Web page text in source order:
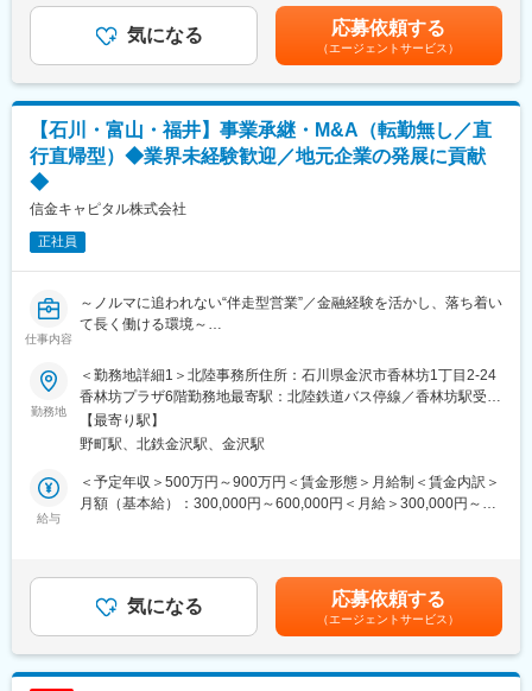
その歴史により、商工会議所からの紹介や協業によって訪問のき
っかけを作りやすいアドバンテージは他社にはない有利性があり
■アクサGについて
アクサは1817年にフランスで生まれ、世界51の国と地域にサービ
ニーです。
ら、電話や報告書などを通じて経緯や状況を聞きます。
（2）損害・原因調査：事故現場や修理工場へ出向き、専用のメジ
ャーやデジカメを用いて、車の損傷程度、衝突したものや道路状
を行う箇所を判断します。
（4）見積書の作成および事務・管理業務：修理費を算出し、修理
の計画を工場側と打ち合わせて見積書や報告書を提出します。
の場面でも調べる業務が含まれているため、多様な業務経験を得
ることができます。
■資格取得サポートについて
先輩の業務をサポートしながら、アジャスター資格取得に向けて
試験勉強に取り組んでいただきます。アジャスターは、立会調査
の基礎を学ぶ見習からスタートし、初級→3級→2級とランクアッ
資格取得に向けて各種社内研修と自研センター（損害保険会社が
設立した研修施設）での基礎研修で、働きながらアジャスターの
見習い資格取得後：概ね変わりません。プラス6万円程です。
初級資格取得を目指す(目安入社2年目、取得後377万円～414万
三級(目安入社6年目、取得後450万円～580万円)、二級(目安入社8
年目、取得後570万円～966万円)
給：年1回、賞与：年2回賃金はあくまでも目安の金額であり、選
考を通じて上下する可能性があります。月給(月額)は固定手当を含
めた表記です。
気になる 応募依頼する
（エージェントサービス）
【石川・富山・福井】事業承継・M&A（転勤無し／直
行直帰型）◆業界未経験歓迎／地元企業の発展に貢献
◆
信金キャピタル株式会社
正社員
仕事内容
～ノルマに追われない“伴走型営業”／金融経験を活かし、落ち着い
て長く働ける環境～
本ポジションでは、北陸エリア（石川・富山・福井）に根ざし、
信用金庫と連携しながら地域企業の課題解決に取り組んでいただ
きます。
■ 職務内容
（1）信用金庫との協業推進・支援業務
当社が事業承継・M&A仲介を行う企業は、信用金庫の取引先企業
・信用金庫に対する事業承継・M&A支援体制づくりのサポート
・信用金庫職員への情報提供、案件相談対応
・信用金庫担当者とともに行う取引先企業への同行訪問、事業承
勤務地
＜勤務地詳細1＞北陸事務所住所：石川県金沢市香林坊1丁目2-24
香林坊プラザ6階勤務地最寄駅：北陸鉄道バス停線／香林坊駅受動
喫煙対策：屋内全面禁煙＜勤務地詳細2＞冨山住所：富山県 受動
喫煙対策：屋内全面禁煙＜勤務地詳細3＞福井住所：福井県 受動
【最寄り駅】
野町駅、北鉄金沢駅、金沢駅
給与
＜予定年収＞500万円～900万円＜賃金形態＞月給制＜賃金内訳＞
月額（基本給）：300,000円～600,000円＜月給＞300,000円～
はございませんので、予めご了承ください。■賞与：年2回支給
（6月、12月）■昇給：年1回査定賃金はあくまでも目安の金額で
あり、選考を通じて上下する可能性があります。月給(月額)は固定
手当を含めた表記です。
気になる 応募依頼する
（エージェントサービス）